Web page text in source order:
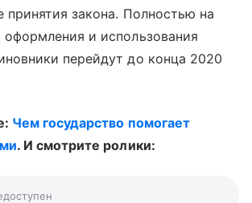
принятия закона. Полностью на
оформления и использования
перейдут до конца 2020
Чем государство помогает
. И смотрите ролики: